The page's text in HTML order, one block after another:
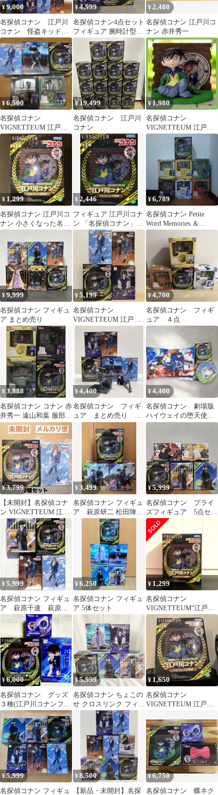
¥9,000
名探偵コナン 江戸川
コナン 怪盗キッド
萩原研二 萩原千速
世良真純 松田陣平
¥4,999
名探偵コナン4点セット
フィギュア 腕時計型麻
酔銃 缶バッチ ラバーチ
ャーム
¥ 2,480
名探偵コナン 江戸川コ
ナン 赤井秀一
¥6,500
名探偵コナン
VIGNETTEUM 江戸川
コナン 小さくなった名
探偵 フィギュア
¥19,499
名探偵コナン 江戸川
コナン
VIGNETTEUM 〜小
さくなった名探偵〜×14
¥1,980
名探偵コナン
VIGNETTEUM 江戸川
コナン フィギュア 小さ
くなった名探偵
¥ 1,299
名探偵コナン 江戸川コ
ナン 小さくなった名探
偵コナン CONAN
¥ 2,446
フィギュア 江戸川コナ
ン 「名探偵コナン」
VIGNETTEUM“江戸川
コナン”～小さくなった
名探偵～【14日以内発
送】
¥6,789
名探偵コナン Petite
Word Memories ＆
VIGNETTEUM
¥9,999
名探偵コナン フィギュ
ア まとめ売り
¥5,199
名探偵コナン
VIGNETTEUM 江戸川
め売り
¥4,700
名探偵コナン フィギ
ュア ４点
¥3,888
名探偵コナン コナン 赤
井秀一 遠山和葉 服部平
次フィギュアセット
¥4,400
名探偵コナン フィギ
ュア まとめ売り
¥4,400
名探偵コナン 劇場版
ハイウェイの堕天使
サッカーボール クッ
¥3,799
【未開封】名探偵コナ
ン VIGNETTEUM 江戸
川コナン/ちょこのせ 萩
原千速
¥3,499
名探偵コナン フィギュ
ア 萩原研二 松田陣平
Xross Link SEGA
¥5,999
名探偵コナン プライ
ズフィギュア 5点セッ
ト
¥5,999
名探偵コナン フィギュ
ア 萩原千速 萩原研
二 松田陣平 コナン
小さくなった名探偵
¥6,250
名探偵コナン フィギュ
ア 5体セット
¥ 1,299
名探偵コナン
VIGNETTEUM“江戸川
コナン”～小さくなった
名探偵～
¥6,000
名探偵コナン グッズ
３種(江戸川コナンフィ
ギュア×２種、腕時計型
麻酔銃)
¥5,999
名探偵コナン ちょこの
せ クロスリンク フィギ
ュア 5体セット
¥ 1,650
名探偵コナン
VIGNETTEUM 江戸川
¥5,999
名探偵コナン フィギュ
¥8,500
【新品・未開封】名探
¥6,750
名探偵コナン 蝶ネク